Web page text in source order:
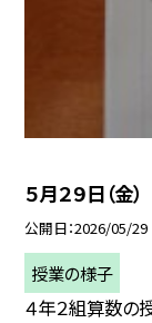
５月２９日（
公開日 2026/05/29
授業の様子
４年２組算数の